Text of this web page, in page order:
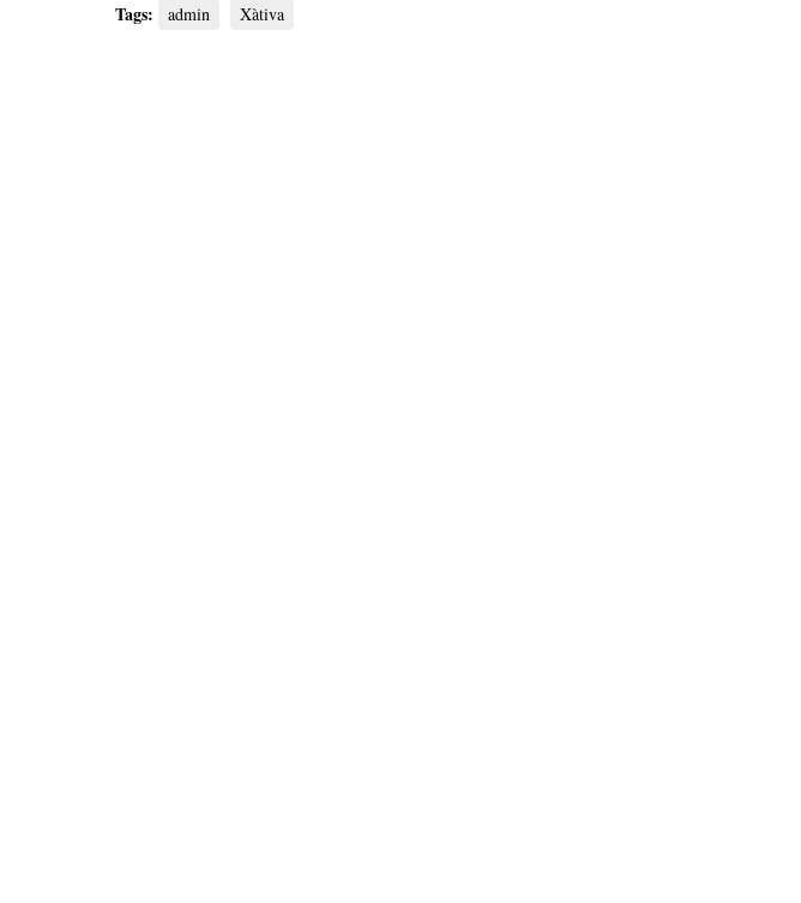
Tags: admin Xàtiva